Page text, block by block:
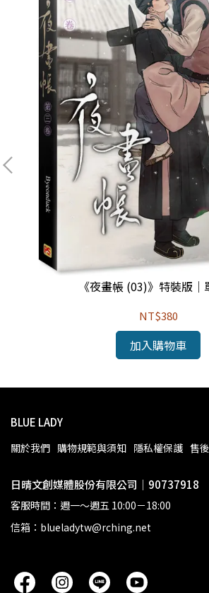
《夜畫帳 (03)》特裝版｜
NT$380
加入購物車
BLUE LADY
關於我們 購物規範與須知 隱私權保護 售
日晴文創媒體股份有限公司｜90737918
客服時間：週一～週五 10:00－18:00
信箱：blueladytw@rching.net